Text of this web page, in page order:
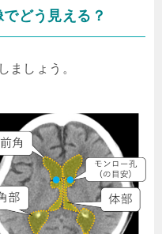
どう見える？
ましょう。